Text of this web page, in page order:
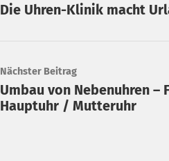
Die Uhren-Klinik macht
Nächster Beitrag
Umbau von Nebenuhren –
Hauptuhr / Mutteruhr